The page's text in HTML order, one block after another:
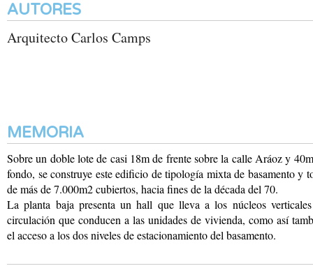
AUTORES
Arquitecto Carlos Camps
MEMORIA
Sobre un doble lote de casi 18m de frente sobre la calle Aráoz y
fondo, se construye este edificio de tipología mixta de basamento y
de más de 7.000m2 cubiertos, hacia fines de la década del 70.
La planta baja presenta un hall que lleva a los núcleos
circulación que conducen a las unidades de vivienda, como así
el acceso a los dos niveles de estacionamiento del basamento.